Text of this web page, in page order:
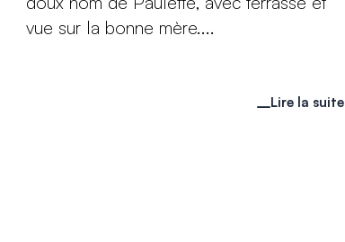
vue sur la bonne mère....
Lire la suite